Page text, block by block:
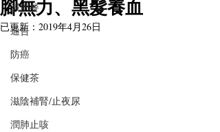
減肥餐
通告
防癌
保健茶
滋陰補腎/止夜尿
潤肺止咳
腳無力、黑髮養血
已更新： 2019年4月26日